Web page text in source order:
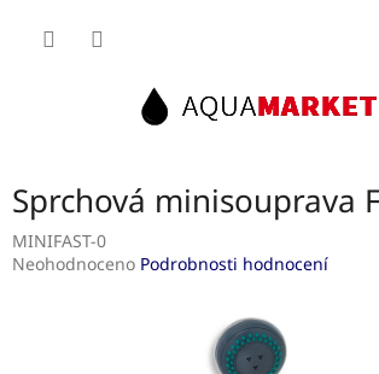
Sprchová minisouprava
MINIFAST-0
Průměrné
Neohodnoceno Podrobnosti hodnocení